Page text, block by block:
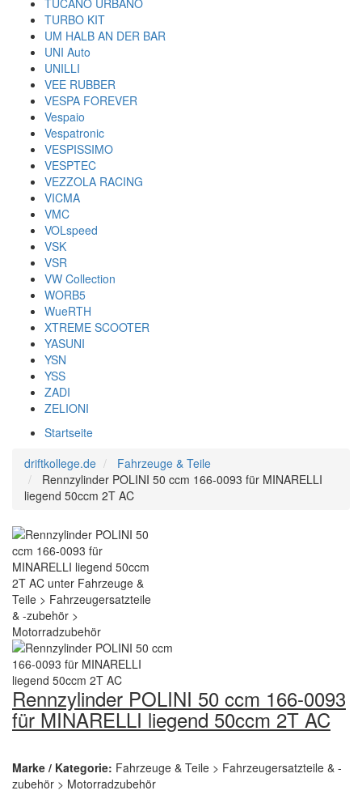
TUCANO URBANO
TURBO KIT
UM HALB AN DER BAR
UNI Auto
UNILLI
VEE RUBBER
VESPA FOREVER
Vespaio
Vespatronic
VESPISSIMO
VESPTEC
VEZZOLA RACING
VICMA
VMC
VOLspeed
VSK
VSR
VW Collection
WORB5
WueRTH
XTREME SCOOTER
YASUNI
YSN
YSS
ZADI
ZELIONI
Startseite
driftkollege.de
Fahrzeuge & Teile
Rennzylinder POLINI 50 ccm 166-0093 für MINARELLI
liegend 50ccm 2T AC
Rennzylinder POLINI 50 ccm 166-0093
für MINARELLI liegend 50ccm 2T AC
Marke / Kategorie: Fahrzeuge & Teile > Fahrzeugersatzteile & -
zubehör > Motorradzubehör